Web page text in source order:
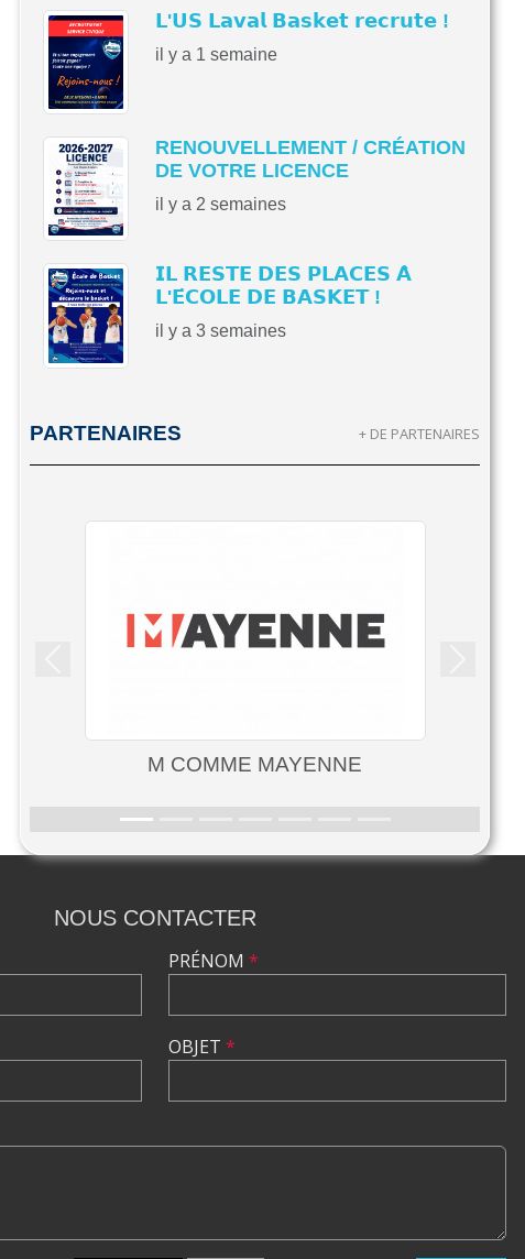
𝗟'𝗨𝗦 𝗟𝗮𝘃𝗮𝗹 𝗕𝗮𝘀𝗸𝗲𝘁 𝗿𝗲𝗰𝗿𝘂𝘁𝗲 !
il y a 1 semaine
RENOUVELLEMENT / CRÉATION
DE VOTRE LICENCE
il y a 2 semaines
𝗜𝗟 𝗥𝗘𝗦𝗧𝗘 𝗗𝗘𝗦 𝗣𝗟𝗔𝗖𝗘𝗦 𝗔̀
𝗟'𝗘́𝗖𝗢𝗟𝗘 𝗗𝗘 𝗕𝗔𝗦𝗞𝗘𝗧 !
il y a 3 semaines
PARTENAIRES
M COMME MAYENNE
+ DE PARTENAIRES
NOUS CONTACTER
PRÉNOM *
OBJET *